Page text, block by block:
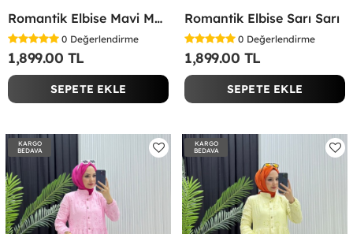
Romantik Elbise Mavi Mavi
0 Değerlendirme
1,899.00 TL
SEPETE EKLE
Romantik Elbise Sarı Sarı
0 Değerlendirme
1,899.00 TL
SEPETE EKLE
KARGO
BEDAVA
KARGO
BEDAVA